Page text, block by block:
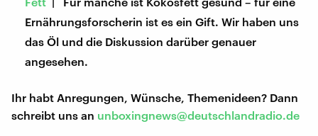
Ernährungsforscherin ist es ein Gift. Wir haben uns
das Öl und die Diskussion darüber genauer
angesehen.
Ihr habt Anregungen, Wünsche, Themenideen? Dann
schreibt uns an unboxingnews@deutschlandradio.de